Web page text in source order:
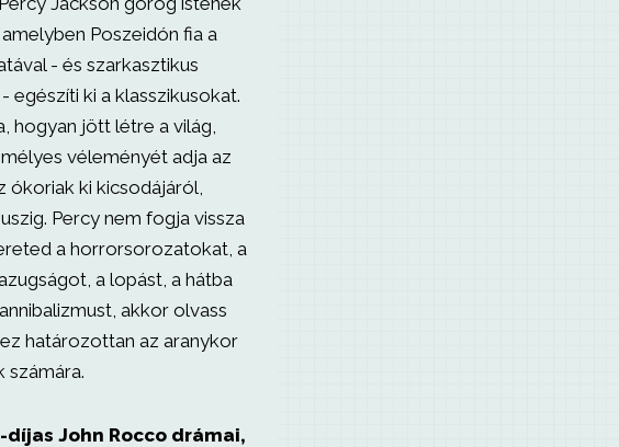
Poszeidón fia a
- és szarkasztikus
egészíti ki a klasszikusokat.
hogyan jött létre a világ,
véleményét adja az
ókoriak ki kicsodájáról,
Percy nem fogja vissza
a horrorsorozatokat, a
a lopást, a hátba
akkor olvass
határozottan az aranykor
számára.
John Rocco drámai,